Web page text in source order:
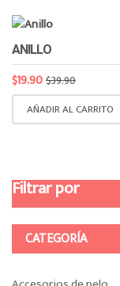
ANILLO
$19.90$39.90
AÑADIR AL CARRITO
Filtrar por
CATEGORÍA